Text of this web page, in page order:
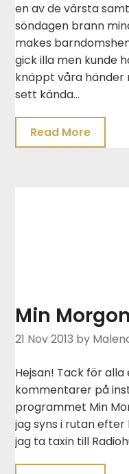
en av de värsta
söndagen brann
makes
gick illa men kunde
knäppt våra händer
sett kända…
Read More
Min
21 Nov 2013 by
Hejsan! Tack för
kommentarer på
programmet Min
jag syns i rutan efter
jag ta taxin till